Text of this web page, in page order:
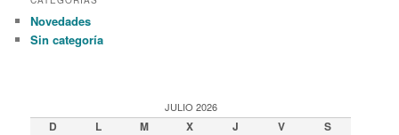
Novedades
Sin categoría
JULIO 2026
D L M X J V S